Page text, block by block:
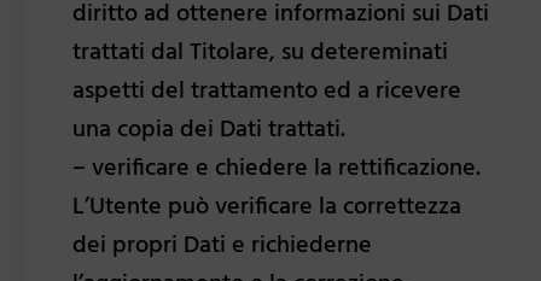
diritto ad ottenere informazioni sui Dati
trattati dal Titolare, su detereminati
aspetti del trattamento ed a ricevere
una copia dei Dati trattati.
– verificare e chiedere la rettificazione.
L’Utente può verificare la correttezza
dei propri Dati e richiederne